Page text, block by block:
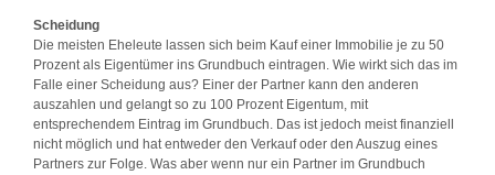
Scheidung
Die meisten Eheleute lassen sich beim Kauf einer Immobilie je zu 50
Prozent als Eigentümer ins Grundbuch eintragen. Wie wirkt sich das im
Falle einer Scheidung aus? Einer der Partner kann den anderen
auszahlen und gelangt so zu 100 Prozent Eigentum, mit
entsprechendem Eintrag im Grundbuch. Das ist jedoch meist finanziell
nicht möglich und hat entweder den Verkauf oder den Auszug eines
Partners zur Folge. Was aber wenn nur ein Partner im Grundbuch